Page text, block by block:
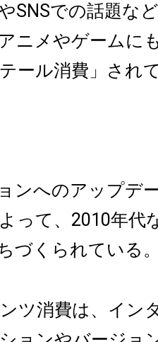
SNSでの話題な
ニメやゲームに
ール消費」され
ンへのアップデ
って、2010年代
づくられている
ツ消費は、イン